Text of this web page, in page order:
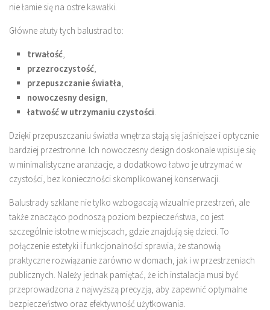
nie łamie się na ostre kawałki.
Główne atuty tych balustrad to:
trwałość,
przezroczystość,
przepuszczanie światła,
nowoczesny design,
łatwość w utrzymaniu czystości.
Dzięki przepuszczaniu światła wnętrza stają się jaśniejsze i optycznie
bardziej przestronne. Ich nowoczesny design doskonale wpisuje się
w minimalistyczne aranżacje, a dodatkowo łatwo je utrzymać w
czystości, bez konieczności skomplikowanej konserwacji.
Balustrady szklane nie tylko wzbogacają wizualnie przestrzeń, ale
także znacząco podnoszą poziom bezpieczeństwa, co jest
szczególnie istotne w miejscach, gdzie znajdują się dzieci. To
połączenie estetyki i funkcjonalności sprawia, że stanowią
praktyczne rozwiązanie zarówno w domach, jak i w przestrzeniach
publicznych. Należy jednak pamiętać, że ich instalacja musi być
przeprowadzona z najwyższą precyzją, aby zapewnić optymalne
bezpieczeństwo oraz efektywność użytkowania.